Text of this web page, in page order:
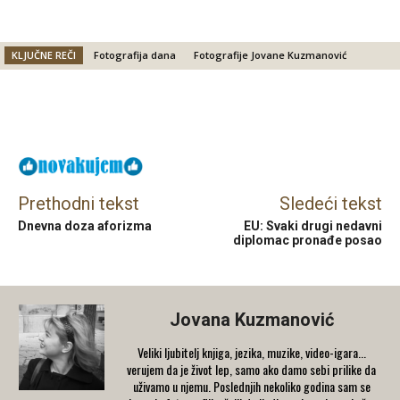
KLJUČNE REČI Fotografija dana Fotografije Jovane Kuzmanović
Prethodni tekst
Dnevna doza aforizma
Sledeći tekst
EU: Svaki drugi nedavni
diplomac pronađe posao
Jovana Kuzmanović
Veliki ljubitelj knjiga, jezika, muzike, video-igara...
verujem da je život lep, samo ako damo sebi prilike da
uživamo u njemu. Poslednjih nekoliko godina sam se